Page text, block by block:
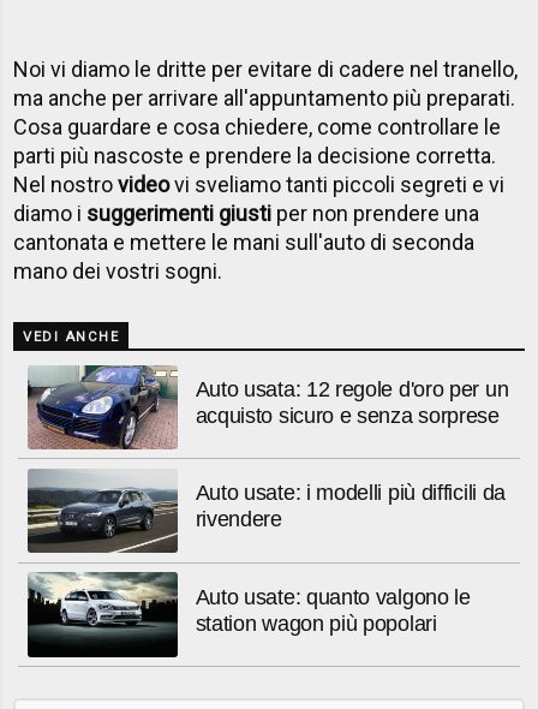
Noi vi diamo le dritte per evitare di cadere nel tranello,
ma anche per arrivare all'appuntamento più preparati.
Cosa guardare e cosa chiedere, come controllare le
parti più nascoste e prendere la decisione corretta.
Nel nostrovideovi sveliamo tanti piccoli segreti e vi
diamo i suggerimenti giusti per non prendere una
cantonata e mettere le mani sull'auto di seconda
mano dei vostri sogni.
VEDI ANCHE
Auto usata: 12 regole d'oro per un
acquisto sicuro e senza sorprese
Auto usate: i modelli più difficili da
rivendere
Auto usate: quanto valgono le
station wagon più popolari